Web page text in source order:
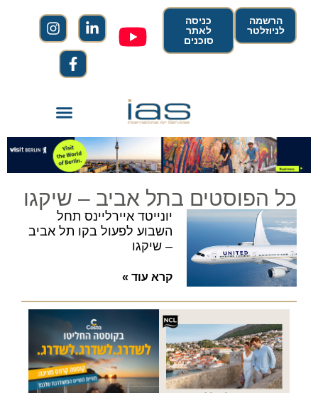
הרשמה
לניוזלטר
כניסה
לאתר
סוכנים
כל הפוסטים בתל אביב – שיקגו
יונייטד איירליינס תחל
השבוע לפעול בקו תל אביב
– שיקגו
קרא עוד »